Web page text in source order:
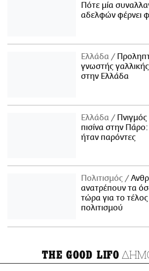
Πότε μία
αδελφών φέρνει
Ελλάδα
γνωστής
στην Ελλάδα
Ελλάδα
πισίνα στην Πάρο:
ήταν παρόντες
Πολιτισμός
ανατρέπουν τα
τώρα για το
πολιτισμού
THE GOOD LIFO